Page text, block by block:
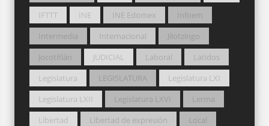
IFTTT
INE INE Edomex
Infoem
Intermedia
Internacional
Jilotzingo
Jocotitlán
JUDICIAL Laboral
Latidos
Legislatura
LEGISLATURA
Legislatura LXI
Legislatura LXII
Legislatura LXVI
Lerma
Libertad
Libertad de expresión
Local